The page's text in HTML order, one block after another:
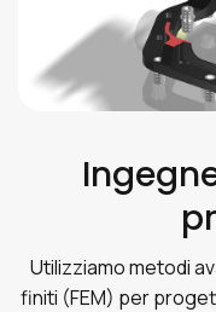
Utilizziamo metodi
finiti (FEM) per